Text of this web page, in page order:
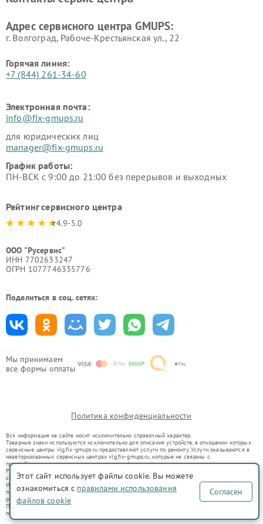
Мы принимаем
все формы оплаты
Адрес сервисного центра GMUPS:
г. Волгоград, Рабоче-Крестьянская ул., 22
Горячая линия:
+7 (844) 261-34-60
Электронная почта:
info@fix-gmups.ru
для юридических лиц
manager@fix-gmups.ru
График работы:
ПН-ВСК с 9:00 до 21:00 без перерывов и выходных
Рейтинг сервисного центра
4.9-5.0
ООО "Русервис"
ИНН 7702633247
ОГРН 1077746335776
Поделиться в соц. сетях:
Политика конфиденциальности
Вся информация на сайте носит исключительно справочный характер.
Товарные знаки используются исключительно для описания устройств, в отношении которых
сервисные центры vlg.fix-gmups.ru предоставляют услуги по ремонту. Услуги оказываются в
неавторизованных сервисных центрах vlg.fix-gmups.ru, которые не связаны с
правообладателями товарных знаков или их официальными представителями.
Ремонт осуществляется для устройств, уже введенных в гражданский оборот в соответствии
со статьей 1487 ГК РФ.
Использование товарных знаков не преследует цели индивидуализации услуг или введения
потребителей в заблуждение, а служит для информирования о предоставляемых услугах по
ремонту техники указанных брендов.
Представленная на сайте информация не является публичной офертой, определяемой
положениями Статьи 437(2) Гражданского кодекса РФ
Этот сайт использует файлы cookie. Вы можете
ознакомиться с правилами использования
файлов cookie
Согласен